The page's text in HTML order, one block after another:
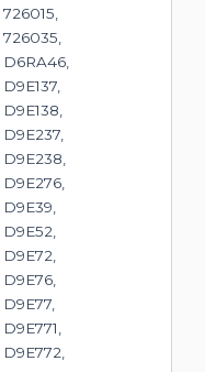
726015,
726035,
D6RA46,
D9E137,
D9E138,
D9E237,
D9E238,
D9E276,
D9E39,
D9E52,
D9E72,
D9E76,
D9E77,
D9E771,
D9E772,